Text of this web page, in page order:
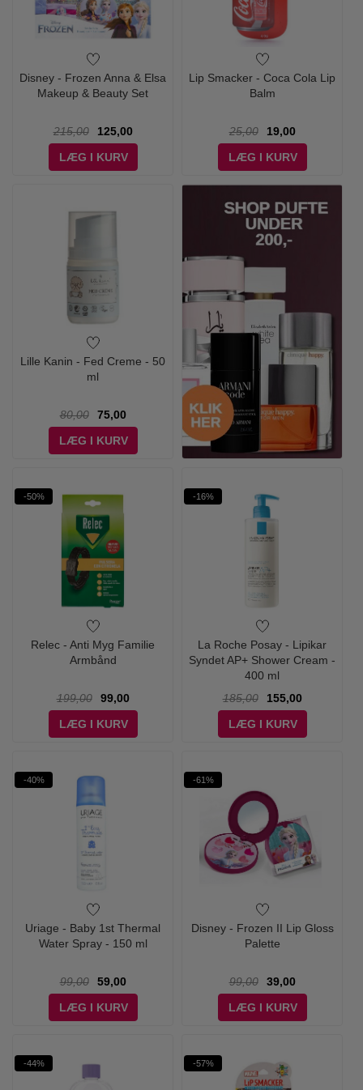
Disney - Frozen Anna & Elsa
Makeup & Beauty Set
215,00
125,00
LÆG I KURV
Lip Smacker - Coca Cola Lip
Balm
25,00
19,00
LÆG I KURV
Lille Kanin - Fed Creme - 50
ml
80,00
75,00
LÆG I KURV
-50%
Relec - Anti Myg Familie
Armbånd
199,00
99,00
LÆG I KURV
-16%
La Roche Posay - Lipikar
Syndet AP+ Shower Cream -
400 ml
185,00
155,00
LÆG I KURV
-40%
Uriage - Baby 1st Thermal
Water Spray - 150 ml
99,00
59,00
LÆG I KURV
-61%
Disney - Frozen II Lip Gloss
Palette
99,00
39,00
LÆG I KURV
-44% -57%